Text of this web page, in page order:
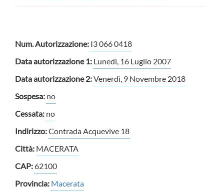
Num. Autorizzazione: I3 066 0418
Data autorizzazione 1: Lunedì, 16 Luglio 2007
Data autorizzazione 2:Venerdì, 9 Novembre 2018
Sospesa: no
Cessata: no
Indirizzo:Contrada Acquevive 18
Città: MACERATA
CAP:62100
Provincia: Macerata